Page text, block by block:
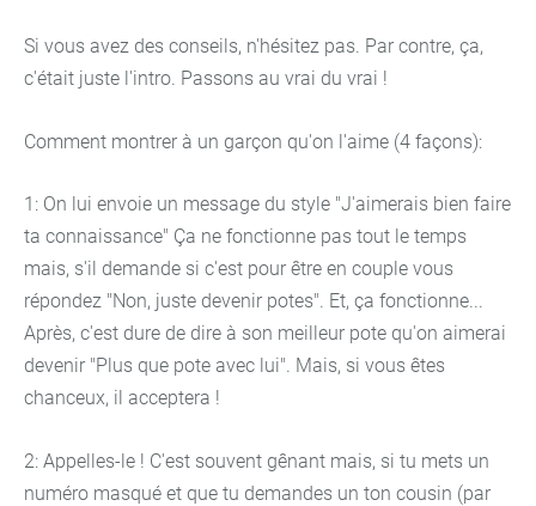
Si vous avez des conseils, n'hésitez pas. Par contre, ça,
c'était juste l'intro. Passons au vrai du vrai !
Comment montrer à un garçon qu'on l'aime (4 façons):
1: On lui envoie un message du style "J'aimerais bien faire
ta connaissance" Ça ne fonctionne pas tout le temps
mais, s'il demande si c'est pour être en couple vous
répondez "Non, juste devenir potes". Et, ça fonctionne...
Après, c'est dure de dire à son meilleur pote qu'on aimerai
devenir "Plus que pote avec lui". Mais, si vous êtes
chanceux, il acceptera !
2: Appelles-le ! C'est souvent gênant mais, si tu mets un
numéro masqué et que tu demandes un ton cousin (par